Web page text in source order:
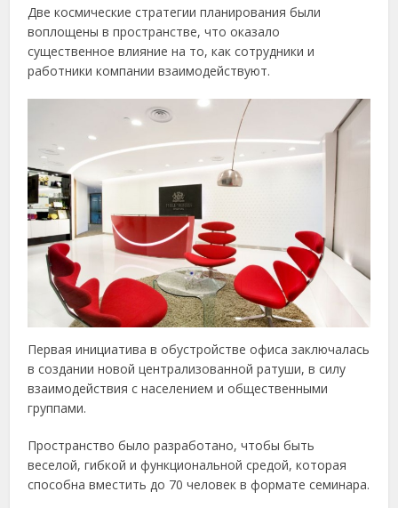
Две космические стратегии планирования были
воплощены в пространстве, что оказало
существенное влияние на то, как сотрудники и
работники компании взаимодействуют.
Первая инициатива в обустройстве офиса заключалась
в создании новой централизованной ратуши, в силу
взаимодействия с населением и общественными
группами.
Пространство было разработано, чтобы быть
веселой, гибкой и функциональной средой, которая
способна вместить до 70 человек в формате семинара.